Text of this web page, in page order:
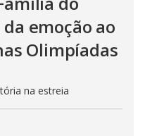
emoção ao
Olimpíadas
na estreia